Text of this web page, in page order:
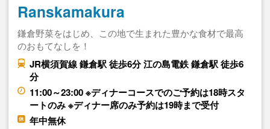
Ranskamakura
鎌倉野菜をはじめ、この地で生まれた豊かな食材で最高
のおもてなしを！
JR横須賀線 鎌倉駅 徒歩6分 江の島電鉄 鎌倉駅 徒歩6
分
11:00～23:00 ※ディナーコースでのご予約は18時スタ
ートのみ ※ディナー席のみ予約は19時まで受付
年中無休